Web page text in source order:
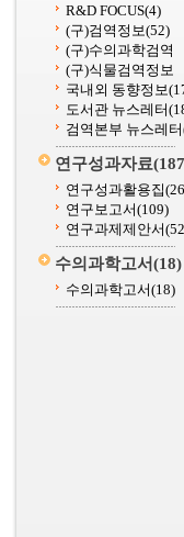
R&D FOCUS(4)
(구)검역정보(52)
(구)수의과학검역
(구)식물검역정보
국내외 동향정보
도서관 뉴스레터
검역본부 뉴스레터
연구성과자료
연구성과활용집
연구보고서(109)
연구과제제안서
수의과학고서(18)
수의과학고서(18)